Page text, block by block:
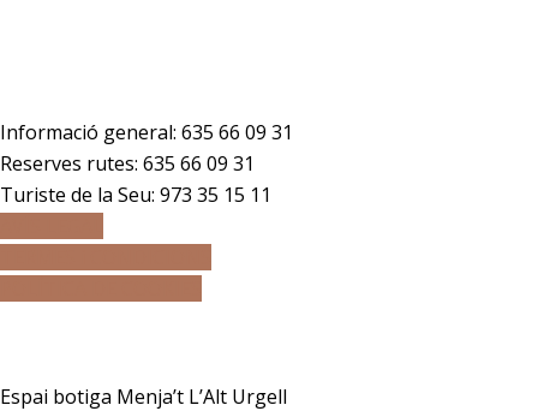
Informació general: 635 66 09 31
Reserves rutes: 635 66 09 31
Turiste de la Seu: 973 35 15 11
Espai botiga Menja’t L’Alt Urgell